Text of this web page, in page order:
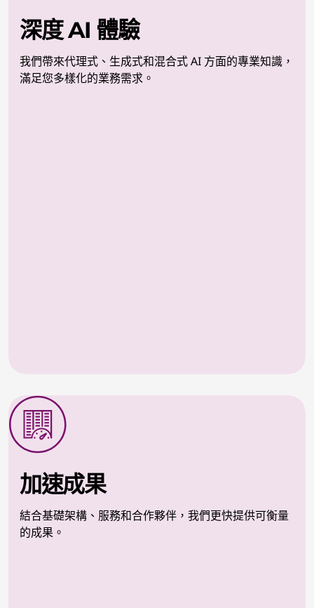
深度 AI 體驗
我們帶來代理式、生成式和混合式 AI 方面的專業知識，
滿足您多樣化的業務需求。
加速成果
結合基礎架構、服務和合作夥伴，我們更快提供可衡量
的成果。